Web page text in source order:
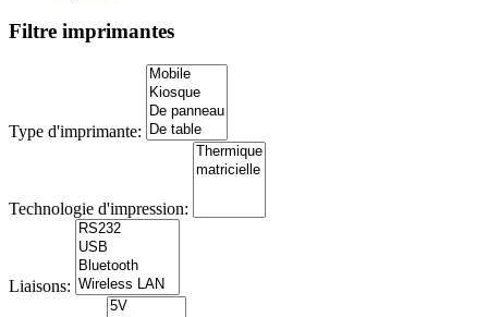
Filtre imprimantes
Type d'imprimante:
Technologie d'impression:
Liaisons: